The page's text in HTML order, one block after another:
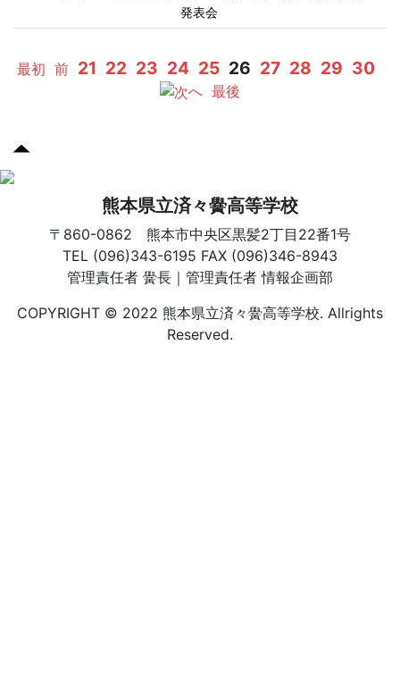
発表会
最初 前 21 22 23 24 25 26 27 28 29 30
へ 最後
熊本県立済々黌高等学校
〒860-0862 熊本市中央区黒髪2丁目22番1号
TEL (096)343-6195 FAX (096)346-8943
管理責任者 黌長｜管理責任者 情報企画部
COPYRIGHT © 2022 熊本県立済々黌高等学校. Allrights
Reserved.